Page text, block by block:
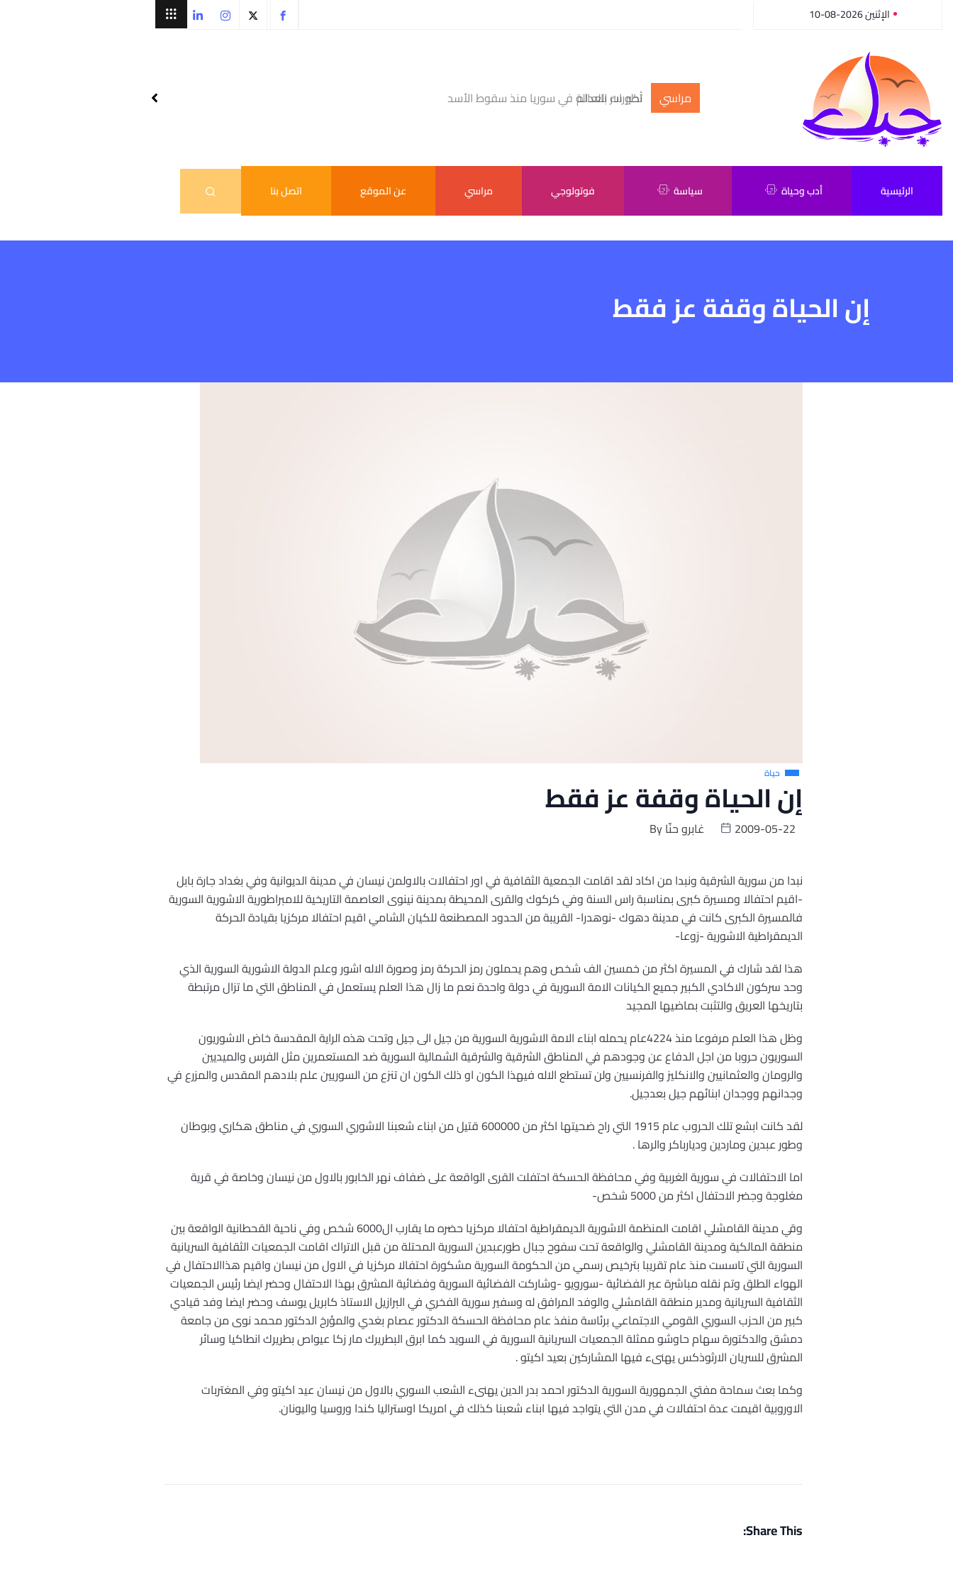
الإثنين 2026-08-10
مراسي أكبر سر بالعالم
الرئيسية أدب وحياة سياسة فوتولوجي مراسي عن الموقع اتصل بنا
إن الحياة وقفة عز فقط
حياة
إن الحياة وقفة عز فقط
Byغابرو حنّا 2009-05-22
نبدا من سورية الشرقية ونبدا من اكاد لقد اقامت الجمعية الثقافية في اور احتفالات بالاولمن نيسان في مدينة الديوانية وفي بغداد جارة بابل
-اقيم احتفالا ومسيرة كبرى بمناسبة راس السنة وفي كركوك والقرى المحيطة بمدينة نينوى العاصمة التاريخية للامبراطورية الاشورية السورية
فالمسيرة الكبرى كانت في مدينة دهوك -نوهدرا- القريبة من الحدود المصطنعة للكيان الشامي اقيم احتفالا مركزيا بقيادة الحركة
الديمقراطية الاشورية -زوعا-
هذا لقد شارك في المسيرة اكثر من خمسين الف شخص وهم يحملون رمز الحركة رمز وصورة الاله اشور وعلم الدولة الاشورية السورية الذي
وحد سركون الاكادي الكبير جميع الكيانات الامة السورية في دولة واحدة نعم ما زال هذا العلم يستعمل في المناطق التي ما تزال مرتبطة
بتاريخها العريق والتثبت بماضيها المجيد
وظل هذا العلم مرفوعا منذ 4224عام يحمله ابناء الامة الاشورية السورية من جيل الى جيل وتحت هذه الراية المقدسة خاض الاشوريون
السوريون حروبا من اجل الدفاع عن وجودهم في المناطق الشرقية والشرقية الشمالية السورية ضد المستعمرين مثل الفرس والميديين
والرومان والعثمانيين والانكليز والفرنسيين ولن تستطع الاله فيهذا الكون او ذلك الكون ان تنزع من السوريين علم بلادهم المقدس والمزرع في
وجدانهم ووجدان ابنائهم جيل بعدجيل.
لقد كانت ابشع تلك الحروب عام 1915 التي راح ضحيتها اكثر من 600000 قتيل من ابناء شعبنا الاشوري السوري في مناطق هكاري وبوطان
وطور عبدين وماردين وديارباكر والرها .
اما الاحتفالات في سورية الغربية وفي محافظة الحسكة احتفلت القرى الواقعة على ضفاف نهر الخابور بالاول من نيسان وخاصة في قرية
مغلوجة وجضر الاحتفال اكثر من 5000 شخص-
وقي مدينة القامشلي اقامت المنظمة الاشورية الديمقراطية احتفالا مركزيا حضره ما يقارب ال6000 شخص وفي ناحية القحطانية الواقعة بين
منطقة المالكية ومدينة القامشلي والواقعة تحت سفوح جبال طورعبدين السورية المحتلة من قبل الاتراك اقامت الجمعيات الثقافية السريانية
السورية التي تاسست منذ عام تقريبا بترخيص رسمي من الحكومة السورية مشكورة احتفالا مركزيا في الاول من نيسان واقيم هذاالاحتفال في
الهواء الطلق وتم نقله مباشرة عبر الفضائية -سورويو -وشاركت الفضائية السورية وفضائية المشرق بهذا الاحتفال وحضر ايضا رئيس الجمعيات
الثقافية السريانية ومدير منطقة القامشلي والوفد المرافق له وسفير سورية الفخري في البرازيل الاستاذ كابريل يوسف وحضر ايضا وفد قيادي
كبير من الحزب السوري القومي الاجتماعي برئاسة منفذ عام محافظة الحسكة الدكتور عصام بغدي والمؤرخ الدكتور محمد نوى من جامعة
دمشق والدكتورة سهام حاوشو ممثلة الجمعيات السريانية السورية في السويد كما ابرق البطريرك مار زكا عيواص بطريرك انطاكيا وسائر
المشرق للسريان الارثوذكس يهنىء فيها المشاركين بعيد اكيتو .
وكما بعث سماحة مفتي الجمهورية السورية الدكتور احمد بدر الدين يهنىء الشعب السوري بالاول من نيسان عيد اكيتو وفي المغتربات
الاوروبية اقيمت عدة احتفالات في مدن التي يتواجد فيها ابناء شعبنا كذلك في امريكا اوستراليا كندا وروسيا واليونان.
Share This: